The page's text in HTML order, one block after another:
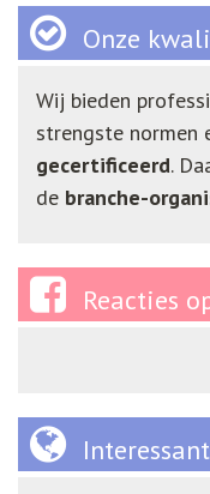
Onze
Wij bieden
strengste normen
gecertificeerd.
de branche-
Reacties